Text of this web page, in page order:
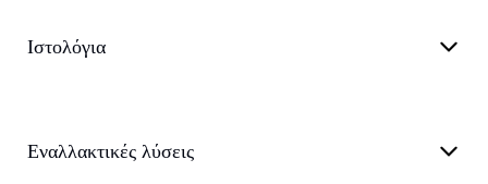
Ιστολόγια
Εναλλακτικές λύσεις